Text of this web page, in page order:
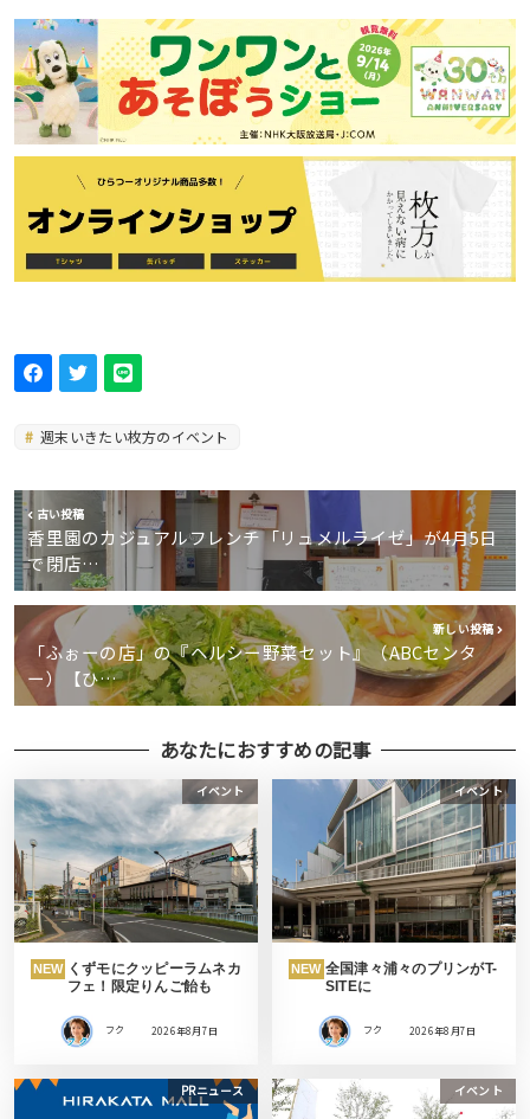
週末いきたい枚方のイベント
古い投稿
香里園のカジュアルフレンチ「リュメルライゼ」が4月5日
で閉店…
新しい投稿
「ふぉーの店」の『ヘルシー野菜セット』（ABCセンタ
ー）【ひ…
あなたにおすすめの記事
イベント
NEW くずモにクッピーラムネカ
フェ！限定りんご飴も
フク 2026年8月7日
イベント
NEW 全国津々浦々のプリンがT-
SITEに
フク 2026年8月7日
PRニュース イベント